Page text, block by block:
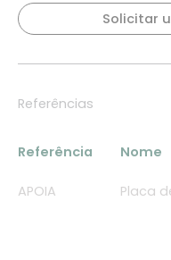
Solicitar
Referências
Referência Nome
APOIA Placa